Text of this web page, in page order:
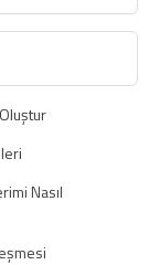
Nasıl